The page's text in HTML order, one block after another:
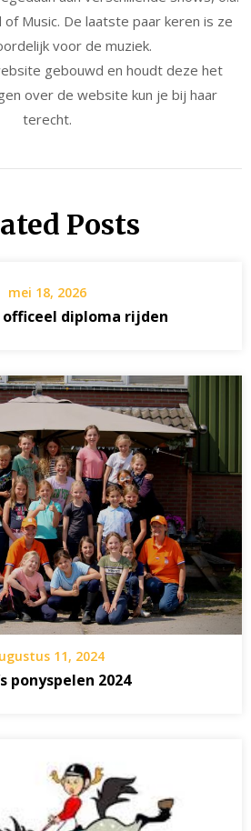
of Music. De laatste paar keren is ze
voor de muziek.
gebouwd en houdt deze het
over de website kun je bij haar
terecht.
Posts
mei 18, 2026
diploma rijden
11, 2024
ponyspelen 2024